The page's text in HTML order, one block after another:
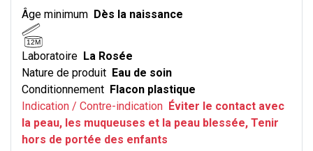
Âge minimum Dès la naissance
12M
Laboratoire La Rosée
Nature de produit Eau de soin
Conditionnement Flacon plastique
Indication / Contre-indication Éviter le contact avec
la peau, les muqueuses et la peau blessée, Tenir
hors de portée des enfants